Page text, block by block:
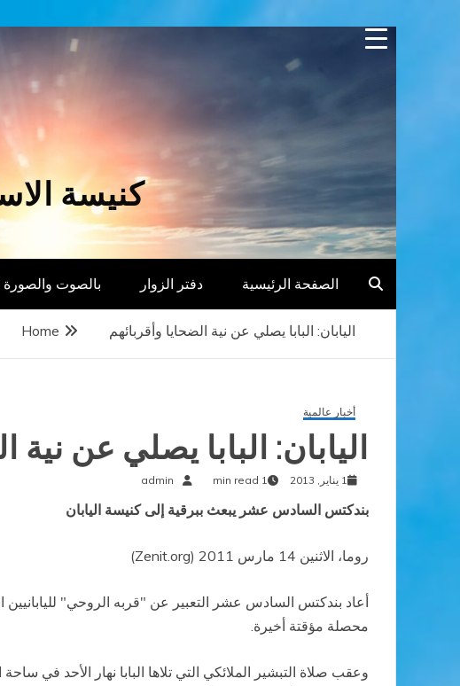
Skip
كنيسة
الصفحة الرئيسية دفتر الزوار بالصوت والصورة
Home اليابان: البابا يصلي عن نية الضحايا وأقربائهم
أخبار عالمية
اليابان: البابا يصلي عن نية
1 يناير, 2013 1 min read
admin
بندكتس السادس عشر يبعث ببرقية إلى كنيسة اليابان
روما، الاثنين 14 مارس 2011 (Zenit.org)
أعاد بندكتس السادس عشر التعبير عن "قربه الروحي"
محصلة مؤقتة أخيرة.
وعقب صلاة التبشير الملائكي التي تلاها البابا نهار الأحد